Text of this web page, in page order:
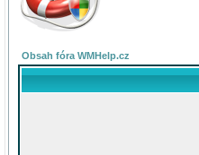
Obsah fóra WMHelp.cz